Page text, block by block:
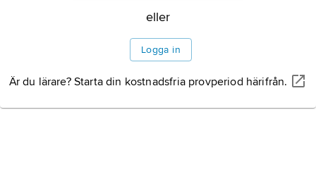
eller
Logga in
Är du lärare? Starta din kostnadsfria provperiod härifrån.